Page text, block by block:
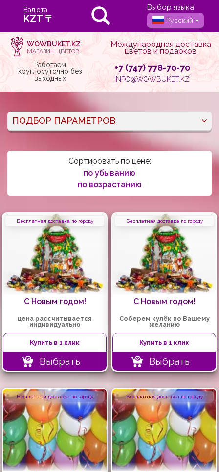
Валюта Выбор языка:
Русский
WOWBUKET.KZ
МАГАЗИН ЦВЕТОВ
Международная доставка
цветов и подарков
Работаем
круглосуточно без
выходных
+7 (747) 778-70-70
INFO@WOWBUKET.KZ
ПОДБОР ПАРАМЕТРОВ
Сортировать по цене:
по убыванию
по возрастанию
Бесплатная доставка по городу
С Новым годом!
цена рассчитывается
индивидуально
Купить в 1 клик
Выбрать
Бесплатная доставка по городу
С Новым годом!
Соберем кулёк по Вашему
желанию
Купить в 1 клик
Выбрать
Бесплатная доставка по городу Бесплатная доставка по городу